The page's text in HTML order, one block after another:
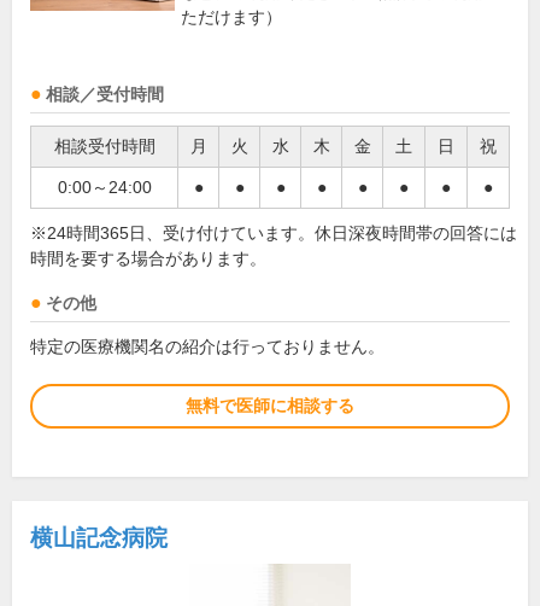
ただけます）
相談／受付時間
相談受付時間 月 火 水 木 金 土 日 祝
0:00～24:00 ● ● ● ● ● ● ● ●
※24時間365日、受け付けています。休日深夜時間帯の回答には
時間を要する場合があります。
その他
特定の医療機関名の紹介は行っておりません。
無料で医師に相談する
横山記念病院